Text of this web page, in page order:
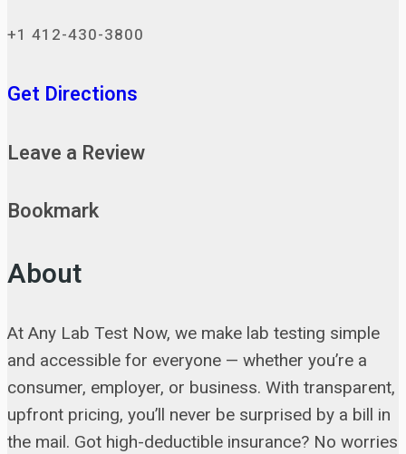
+1 412-430-3800
Get Directions
Leave a Review
Bookmark
About
At Any Lab Test Now, we make lab testing simple
and accessible for everyone — whether you’re a
consumer, employer, or business. With transparent,
upfront pricing, you’ll never be surprised by a bill in
the mail. Got high-deductible insurance? No worries